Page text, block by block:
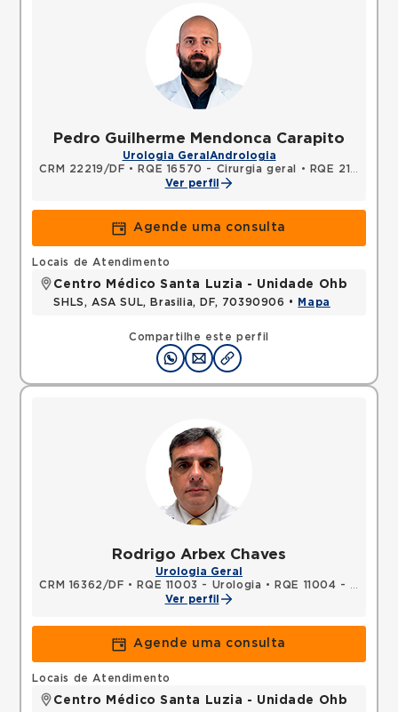
Pedro Guilherme Mendonca Carapito
Urologia Geral Andrologia
CRM 22219/DF • RQE 16570 - Cirurgia geral •
RQE 21406 - Urologia
Ver perfil
Agende uma consulta
Compartilhe este perfil
Locais de Atendimento
Centro Médico Santa Luzia - Unidade Ohb
SHLS, ASA SUL, Brasilia, DF, 70390906 • Mapa
Rodrigo Arbex Chaves
Urologia Geral
CRM 16362/DF • RQE 11003 - Urologia •
RQE 11004 - Cirurgia geral
Ver perfil
Agende uma consulta
Locais de Atendimento
Centro Médico Santa Luzia - Unidade Ohb